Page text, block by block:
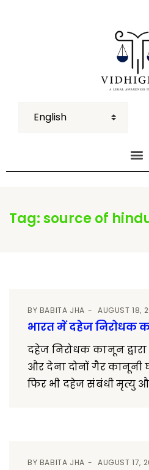
Tag:source of
BY BABITA JHA AUGUST 18,
भारत में दहेज निरोधक
दहेज निरोधक कानून
और देना दोनों गैर कानूनी
फिर भी दहेज संबंधी मृत्यु
BY BABITA JHA AUGUST 17,